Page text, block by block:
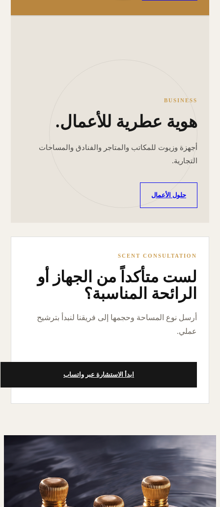
BUSINESS
هوية عطرية للأعمال.
أجهزة وزيوت للمكاتب والمتاجر والفنادق والمساحات
التجارية.
حلول الأعمال
SCENT CONSULTATION
لست متأكداً من الجهاز أو
الرائحة المناسبة؟
أرسل نوع المساحة وحجمها إلى فريقنا لنبدأ بترشيح
عملي.
ابدأ الاستشارة عبر واتساب